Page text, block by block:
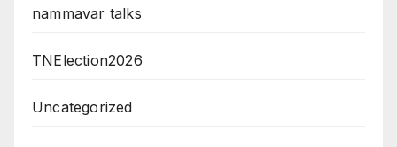
nammavar talks
TNElection2026
Uncategorized